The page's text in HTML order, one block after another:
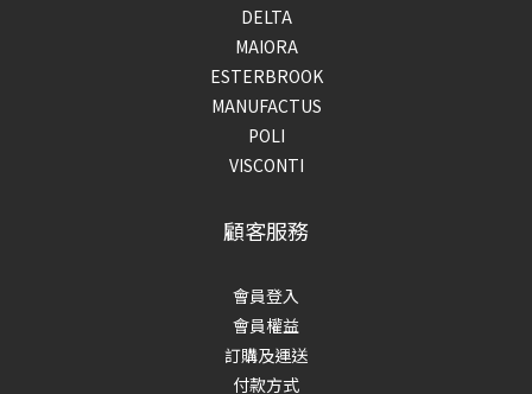
DELTA
MAIORA
ESTERBROOK
MANUFACTUS
POLI
VISCONTI
顧客服務
會員登入
會員權益
訂購及運送
付款方式